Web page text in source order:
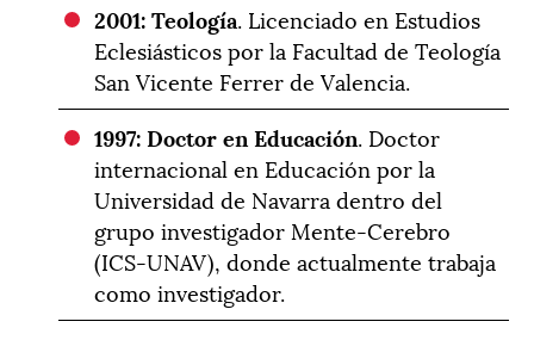
2001: Teología. Licenciado en Estudios
Eclesiásticos por la Facultad de Teología
San Vicente Ferrer de Valencia.
1997: Doctor en Educación. Doctor
internacional en Educación por la
Universidad de Navarra dentro del
grupo investigador Mente-Cerebro
(ICS-UNAV), donde actualmente trabaja
como investigador.